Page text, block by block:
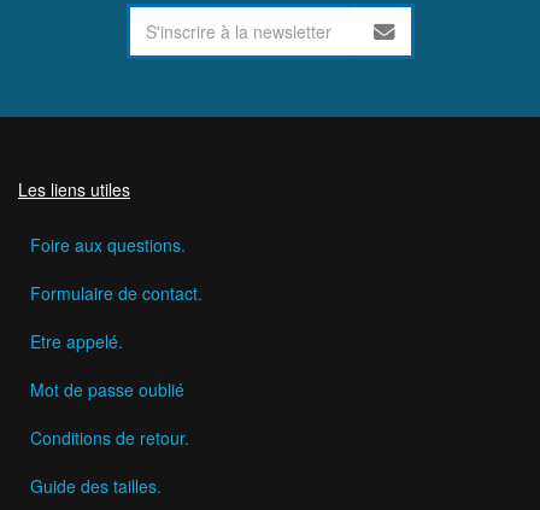
Les liens utiles
Foire aux questions.
Formulaire de contact.
Etre appelé.
Mot de passe oublié
Conditions de retour.
Guide des tailles.